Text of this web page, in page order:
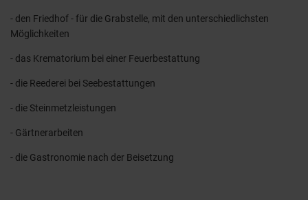
- den Friedhof - für die Grabstelle, mit den unterschiedlichsten
Möglichkeiten
- das Krematorium bei einer Feuerbestattung
- die Reederei bei Seebestattungen
- die Steinmetzleistungen
- Gärtnerarbeiten
- die Gastronomie nach der Beisetzung